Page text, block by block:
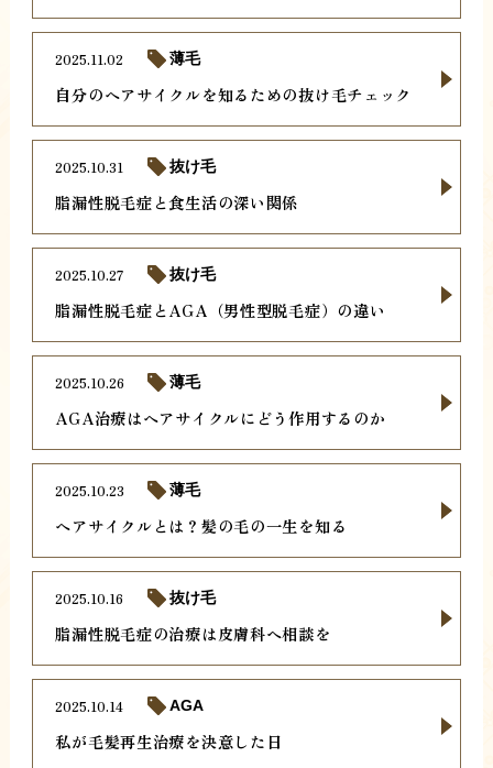
自分のヘアサイクルを知るための抜け毛チェック
2025.11.02 薄毛
脂漏性脱毛症と食生活の深い関係
2025.10.31 抜け毛
脂漏性脱毛症とAGA（男性型脱毛症）の違い
2025.10.27 抜け毛
AGA治療はヘアサイクルにどう作用するのか
2025.10.26 薄毛
ヘアサイクルとは？髪の毛の一生を知る
2025.10.23 薄毛
脂漏性脱毛症の治療は皮膚科へ相談を
2025.10.16 抜け毛
私が毛髪再生治療を決意した日
2025.10.14 AGA